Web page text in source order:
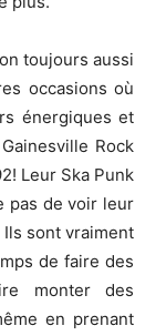
toujours aussi
occasions où
énergiques et
Rock
Leur Ska Punk
pas de voir leur
Ils sont vraiment
de faire des
monter des
en prenant